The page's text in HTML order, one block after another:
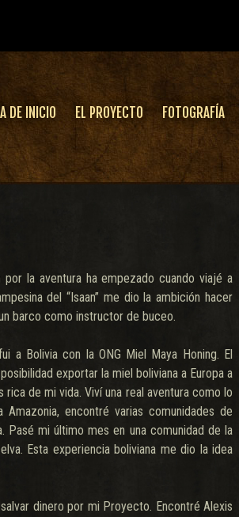
DE INICIO EL PROYECTO FOTOGRAFÍA
la aventura ha empezado cuando viajé a
del “Isaan” me dio la ambición hacer
barco como instructor de buceo.
a Bolivia con la ONG Miel Maya Honing. El
exportar la miel boliviana a Europa a
de mi vida. Viví una real aventura como lo
encontré varias comunidades de
Pasé mi último mes en una comunidad de la
Esta experiencia boliviana me dio la idea
dinero por mi Proyecto. Encontré Alexis